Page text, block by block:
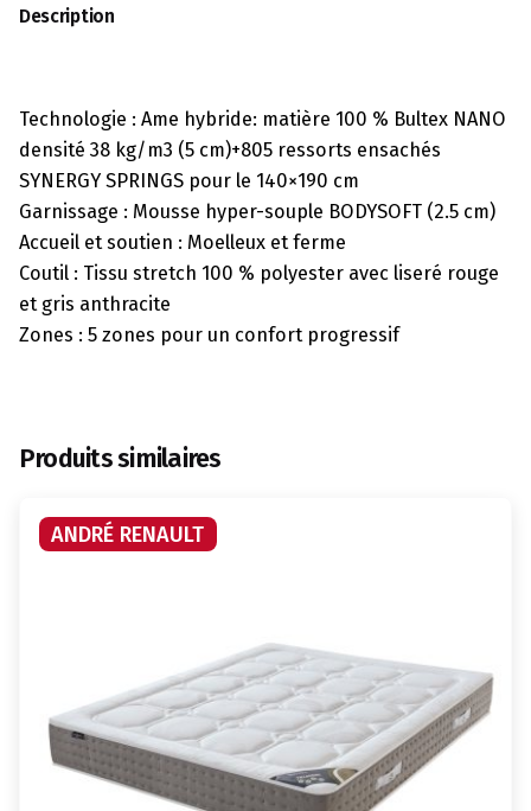
Description
Technologie : Ame hybride: matière 100 % Bultex NANO
densité 38 kg/m3 (5 cm)+805 ressorts ensachés
SYNERGY SPRINGS pour le 140×190 cm
Garnissage : Mousse hyper-souple BODYSOFT (2.5 cm)
Accueil et soutien : Moelleux et ferme
Coutil : Tissu stretch 100 % polyester avec liseré rouge
et gris anthracite
Zones : 5 zones pour un confort progressif
Produits similaires
ANDRÉ RENAULT